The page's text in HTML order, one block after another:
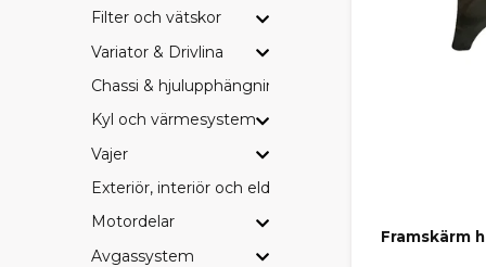
Filter och vätskor
Variator & Drivlina
Chassi & hjulupphängning
Kyl och värmesystem
Vajer
Exteriör, interiör och eldetaljer
Motordelar
Avgassystem
Framskärm